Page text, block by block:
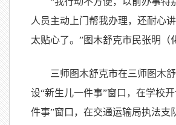
人员主动上门帮我办理，还耐心
太贴心了。”图木舒克市民张明（
三师图木舒克市在三师图木
设“新生儿一件事”窗口，在学校
件事”窗口，在交通运输局执法支